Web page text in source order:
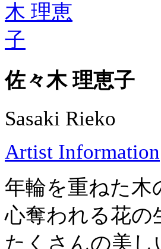
佐々木 理恵子
Sasaki Rieko
Artist Information
年輪を重ねた木
心奪われる花の
たくさんの美し